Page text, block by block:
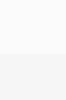
전문 애